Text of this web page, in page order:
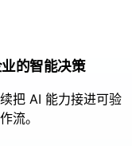
的智能决策
把 AI 能力接进可验
流。